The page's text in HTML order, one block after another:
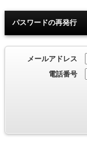
パスワードの再発行
メールアドレス
電話番号